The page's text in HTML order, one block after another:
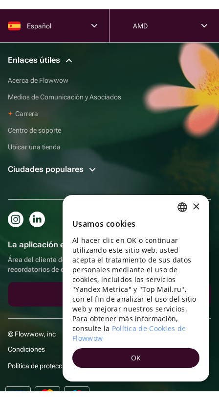
Español AMD
Enlaces útiles
Acerca de Flowwow
Medios de Comunicación y Asociados
Carrera
Centro de soporte
Ubicar una tienda
Ciudades populares
La aplicación es aún más práctica.
Área del cliente del destinatario, más bonos por compras y
recordatorios de eventos
Descargar la aplicación
© Flowwow, inc
Condiciones
Política de protección y privacidad de datos
ENGLISH
UKRAINIAN
PORTUGUESE
SPANISH
HUNGARIAN
ITALIAN
POLISH
×
Usamos cookies
Al hacer clic en OK o continuar
utilizando este sitio web, usted
acepta el tratamiento de sus datos
personales mediante el uso de
cookies, incluidos los servicios
"Yandex Metrica" y "Top Mail.ru",
con el fin de analizar el uso del sitio
web y mejorar nuestros servicios.
Para obtener más información,
consulte la Política de Cookies de
Flowwow
OK